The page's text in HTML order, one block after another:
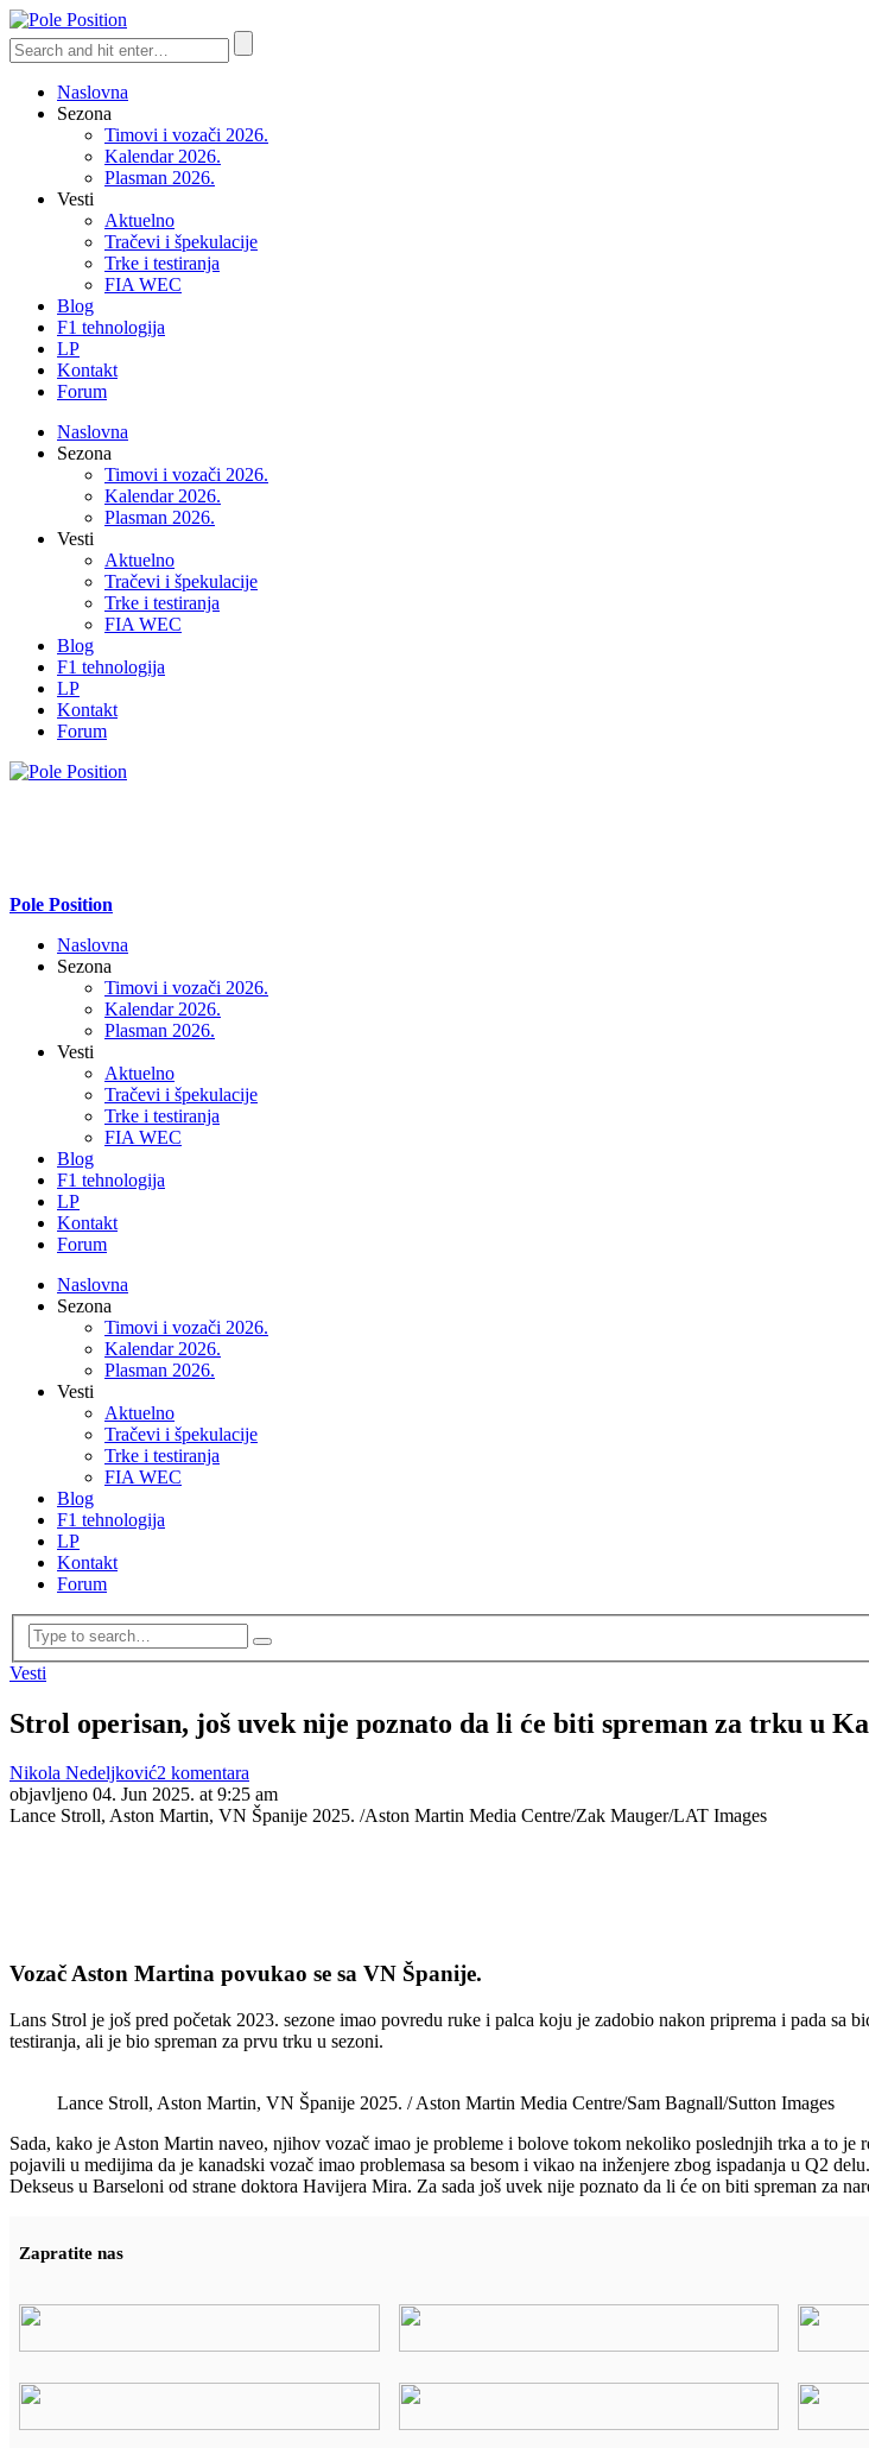
Naslovna
Sezona
Timovi i vozači 2026.
Kalendar 2026.
Plasman 2026.
Vesti
Aktuelno
Tračevi i špekulacije
Trke i testiranja
FIA WEC
Blog
F1 tehnologija
LP
Kontakt
Forum
Naslovna
Sezona
Timovi i vozači 2026.
Kalendar 2026.
Plasman 2026.
Vesti
Aktuelno
Tračevi i špekulacije
Trke i testiranja
FIA WEC
Blog
F1 tehnologija
LP
Kontakt
Forum
Pole Position
Naslovna
Sezona
Timovi i vozači 2026.
Kalendar 2026.
Plasman 2026.
Vesti
Aktuelno
Tračevi i špekulacije
Trke i testiranja
FIA WEC
Blog
F1 tehnologija
LP
Kontakt
Forum
Naslovna
Sezona
Timovi i vozači 2026.
Kalendar 2026.
Plasman 2026.
Vesti
Aktuelno
Tračevi i špekulacije
Trke i testiranja
FIA WEC
Blog
F1 tehnologija
LP
Kontakt
Forum
Vesti
Strol operisan, još uvek nije poznato da li će biti spreman za trku u
Nikola Nedeljković2 komentara
objavljeno 04. Jun 2025. at 9:25 am
Lance Stroll, Aston Martin, VN Španije 2025. /Aston Martin Media Centre/Zak Mauger/LAT Images
Vozač Aston Martina povukao se sa VN Španije.
Lans Strol je još pred početak 2023. sezone imao povredu ruke i palca koju je zadobio nakon priprema i pada
testiranja, ali je bio spreman za prvu trku u sezoni.
Lance Stroll, Aston Martin, VN Španije 2025. / Aston Martin Media Centre/Sam Bagnall/Sutton Images
Sada, kako je Aston Martin naveo, njihov vozač imao je probleme i bolove tokom nekoliko poslednjih trka a to
pojavili u medijima da je kanadski vozač imao problemasa sa besom i vikao na inženjere zbog ispadanja u Q2
Dekseus u Barseloni od strane doktora Havijera Mira. Za sada još uvek nije poznato da li će on biti spreman za
Zapratite nas